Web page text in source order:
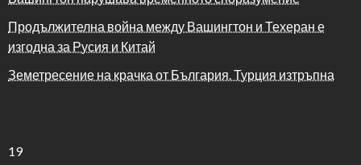
Продължителна война между Вашингтон и Техеран е
изгодна за Русия и Китай
Земетресение на крачка от България. Турция изтръпна
19